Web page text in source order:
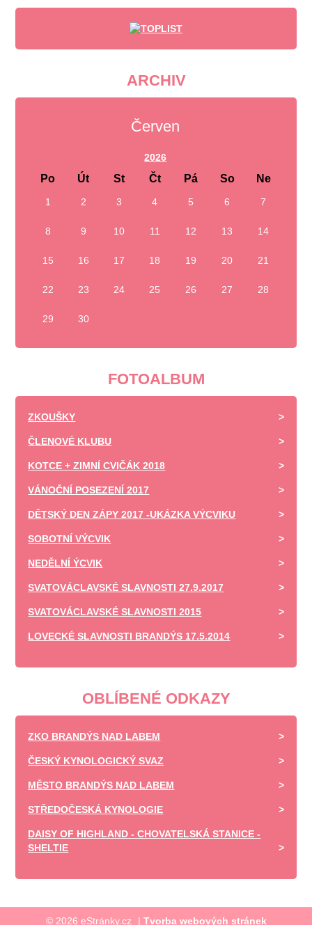
ARCHIV
Červen
2026
Po Út St Čt Pá So Ne
1 2 3 4 5 6 7
8 9 10 11 12 13 14
15 16 17 18 19 20 21
22 23 24 25 26 27 28
29 30
FOTOALBUM
ZKOUŠKY
ČLENOVÉ KLUBU
KOTCE + ZIMNÍ CVIČÁK 2018
VÁNOČNÍ POSEZENÍ 2017
DĚTSKÝ DEN ZÁPY 2017 -UKÁZKA VÝCVIKU
SOBOTNÍ VÝCVIK
NEDĚLNÍ ÝCVIK
SVATOVÁCLAVSKÉ SLAVNOSTI 27.9.2017
SVATOVÁCLAVSKÉ SLAVNOSTI 2015
LOVECKÉ SLAVNOSTI BRANDÝS 17.5.2014
OBLÍBENÉ ODKAZY
ZKO BRANDÝS NAD LABEM
ČESKÝ KYNOLOGICKÝ SVAZ
MĚSTO BRANDÝS NAD LABEM
STŘEDOČESKÁ KYNOLOGIE
DAISY OF HIGHLAND - CHOVATELSKÁ STANICE -
SHELTIE
© 2026 eStránky.cz | Tvorba webových stránek